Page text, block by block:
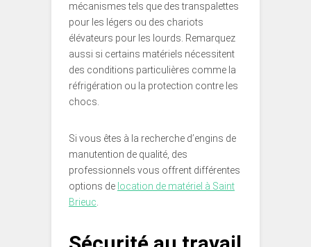
mécanismes tels que des transpalettes
pour les légers ou des chariots
élévateurs pour les lourds. Remarquez
aussi si certains matériels nécessitent
des conditions particulières comme la
réfrigération ou la protection contre les
chocs.
Si vous êtes à la recherche d’engins de
manutention de qualité, des
professionnels vous offrent différentes
options de location de matériel à Saint
Brieuc